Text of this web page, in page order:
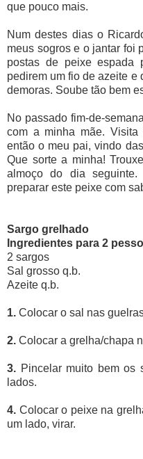
que pouco mais.
Num destes dias o
meus sogros e o jantar foi
postas de peixe espada
pedirem um fio de azeite e
demoras. Soube tão bem
No passado fim-de-
com a minha mãe.
então o meu pai, vindo
Que sorte a minha!
almoço do dia
preparar este peixe com
Sargo grelhado
Ingredientes para 2
2 sargos
Sal grosso q.b.
Azeite q.b.
1. Colocar o sal nas
2. Colocar a grelha/chapa
3. Pincelar muito bem os
lados.
4. Colocar o peixe na
um lado, virar.